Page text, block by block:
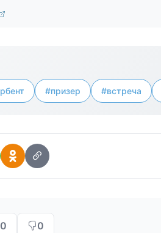
#призер #встреча
0 0